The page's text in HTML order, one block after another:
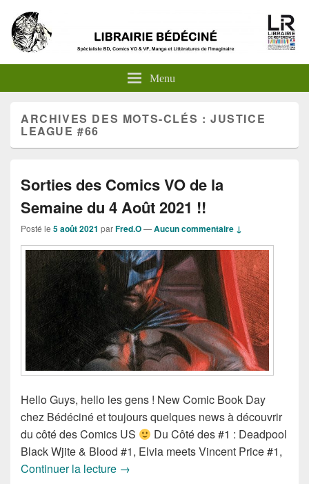
Menu
ARCHIVES DES MOTS-CLÉS :JUSTICE
LEAGUE #66
Sorties des Comics VO de la
Semaine du 4 Août 2021 !!
Posté le 5 août 2021 parFred.O—Aucun commentaire ↓
Hello Guys, hello les gens ! New Comic Book Day
chez Bédéciné et toujours quelques news à découvrir
du côté des Comics US
Du Côté des #1 : Deadpool
Black Wjite & Blood #1, Elvia meets Vincent Price #1,
Continuer la lecture Sorties des Comics VO de la
→